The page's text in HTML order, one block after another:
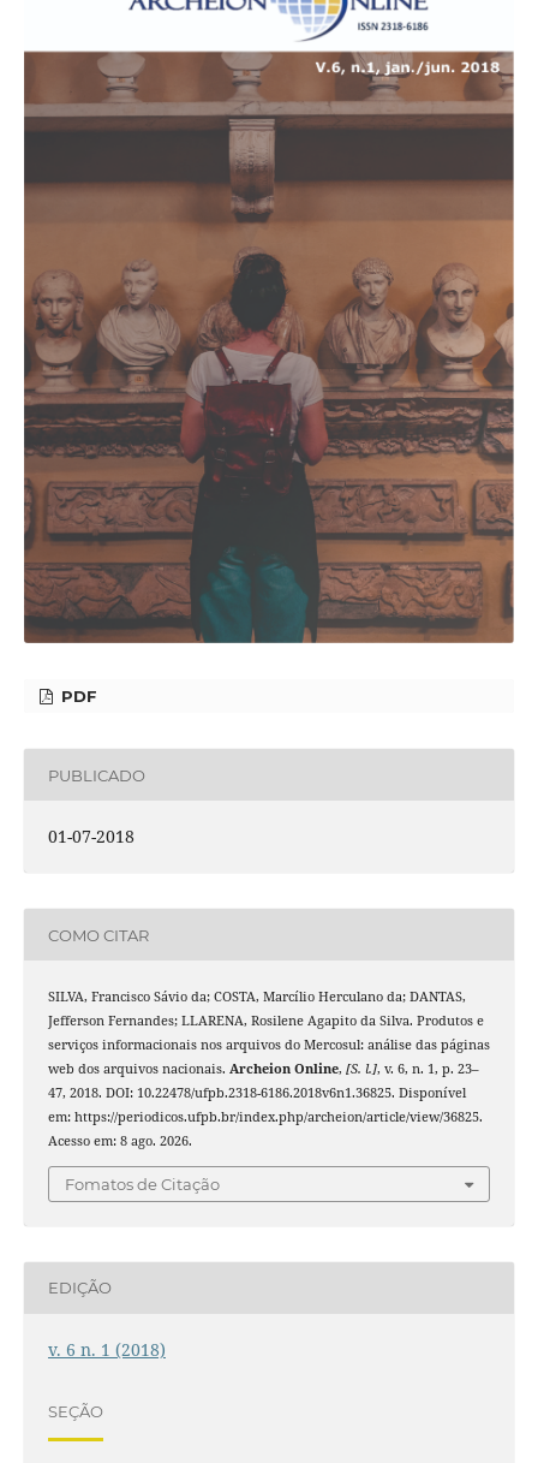
PDF
PUBLICADO
01-07-2018
COMO CITAR
SILVA, Francisco Sávio da; COSTA, Marcílio Herculano da; DANTAS,
Jefferson Fernandes; LLARENA, Rosilene Agapito da Silva. Produtos e
serviços informacionais nos arquivos do Mercosul: análise das páginas
web dos arquivos nacionais. Archeion Online, [S. l.], v. 6, n. 1, p. 23–
47, 2018. DOI: 10.22478/ufpb.2318-6186.2018v6n1.36825. Disponível
em: https://periodicos.ufpb.br/index.php/archeion/article/view/36825.
Acesso em: 8 ago. 2026.
Fomatos de Citação
EDIÇÃO
v. 6 n. 1 (2018)
SEÇÃO